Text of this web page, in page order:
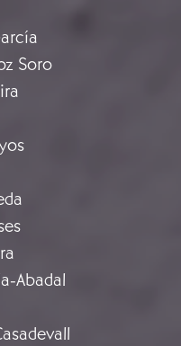
Soro
Abadal